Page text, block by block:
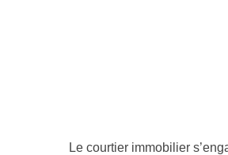
Le courtier immobilier